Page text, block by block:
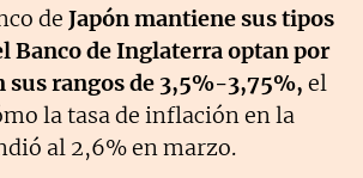
de Japón mantiene sus tipos
Banco de Inglaterra optan por
sus rangos de 3,5%-3,75%, el
la tasa de inflación en la
al 2,6% en marzo.